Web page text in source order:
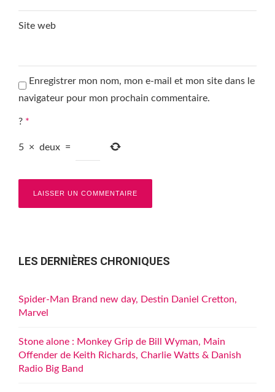
Site web
Enregistrer mon nom, mon e-mail et mon site dans le
navigateur pour mon prochain commentaire.
? *
5 × deux =
LES DERNIÈRES CHRONIQUES
Spider-Man Brand new day, Destin Daniel Cretton,
Marvel
Stone alone : Monkey Grip de Bill Wyman, Main
Offender de Keith Richards, Charlie Watts & Danish
Radio Big Band